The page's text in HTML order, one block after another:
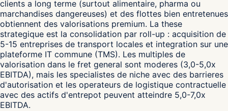
clients a long terme (surtout alimentaire, pharma ou
marchandises dangereuses) et des flottes bien entretenues
obtiennent des valorisations premium. La these
strategique est la consolidation par roll-up : acquisition de
5-15 entreprises de transport locales et integration sur une
plateforme IT commune (TMS). Les multiples de
valorisation dans le fret general sont moderes (3,0-5,0x
EBITDA), mais les specialistes de niche avec des barrieres
d'autorisation et les operateurs de logistique contractuelle
avec des actifs d'entrepot peuvent atteindre 5,0-7,0x
EBITDA.